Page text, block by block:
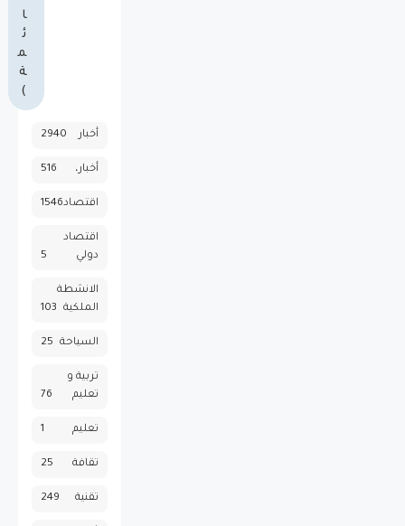
ا
ئ
م
ة
)
أخبار 2940
أخبار، 516
اقتصاد1546
اقتصاد
دولي
5
الانشطة
الملكية
103
السياحة 25
تربية و
تعليم
76
تعليم 1
تقافة 25
تقنية 249